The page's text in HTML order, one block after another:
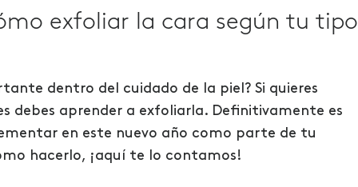
exfoliar la cara según tu tipo
dentro del cuidado de la piel? Si quieres
debes aprender a exfoliarla. Definitivamente es
en este nuevo año como parte de tu
hacerlo, ¡aquí te lo contamos!